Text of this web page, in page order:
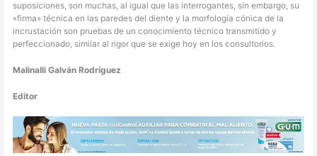
suposiciones, son muchas, al igual que las interrogantes, sin embargo, su
«firma» técnica en las paredes del diente y la morfología cónica de la
incrustación son pruebas de un conocimiento técnico transmitido y
perfeccionado, similar al rigor que se exige hoy en los consultorios.
Malinalli Galván Rodríguez
Editor